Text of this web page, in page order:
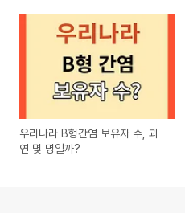
우리나라 B형간염 보유자 수, 과
연 몇 명일까?